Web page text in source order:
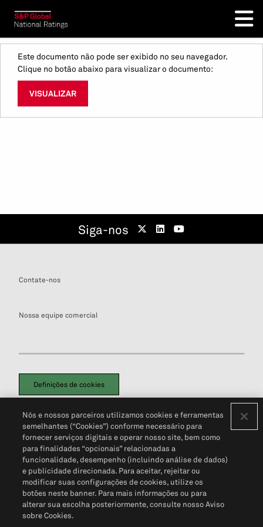
Este documento não pode ser exibido no seu navegador.
Clique no botão abaixo para visualizar o documento:
VISUALIZAR
Siga-nos
Contate-nos
Nossa equipe comercial
Definições de cookies
Política de PrivacidadePortal de privacidade do cliente (em inglês)
Não Venda Minhas Informações Pessoais© 2026 S&P Global
Nós e nossos parceiros utilizamos cookies e ferramentas
semelhantes (“Cookies”) conforme necessário para
fornecer serviços digitais e operar nosso site, bem como
para finalidades “opcionais” relacionadas a
funcionalidade, desempenho (incluindo análise de dados)
e publicidade direcionada. Para aceitar, rejeitar ou
modificar suas configurações de cookies, utilize os
botões neste banner. Para mais informações ou para
alterar sua escolha posteriormente, consulte nosso Aviso
sobre Cookies.